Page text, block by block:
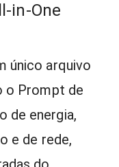
in-One
único arquivo
o Prompt de
de energia,
e de rede,